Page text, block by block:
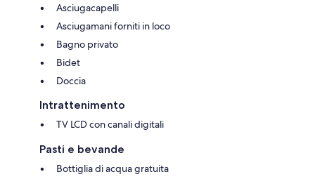
Asciugacapelli
Asciugamani forniti in loco
Bagno privato
Bidet
Doccia
Intrattenimento
TV LCD con canali digitali
Pasti e bevande
Bottiglia di acqua gratuita